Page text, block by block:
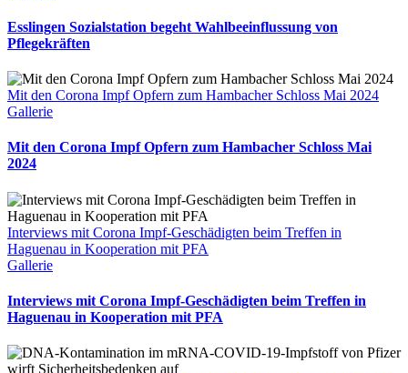
Esslingen Sozialstation begeht Wahlbeeinflussung von
Pflegekräften
Mit den Corona Impf Opfern zum Hambacher Schloss Mai 2024
Gallerie
Mit den Corona Impf Opfern zum Hambacher Schloss Mai
2024
Interviews mit Corona Impf-Geschädigten beim Treffen in
Haguenau in Kooperation mit PFA
Gallerie
Interviews mit Corona Impf-Geschädigten beim Treffen in
Haguenau in Kooperation mit PFA